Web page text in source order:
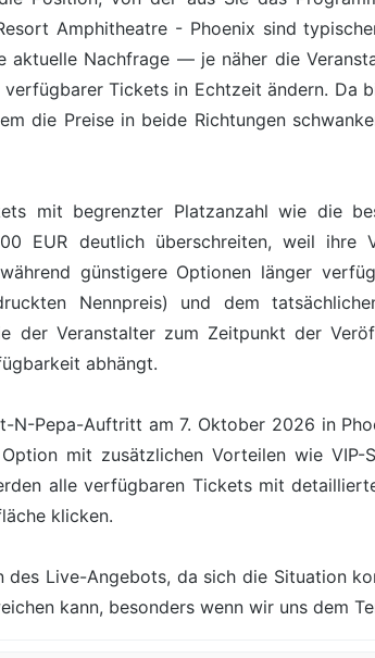
Amphitheatre - Phoenix sind
Nachfrage — je näher die
Tickets in Echtzeit ändern. Da
die Preise in beide Richtungen
mit begrenzter Platzanzahl wie die
EUR deutlich überschreiten, weil ihre
günstigere Optionen länger
Nennpreis) und dem
der Veranstalter zum Zeitpunkt der
abhängt.
Pepa-Auftritt am 7. Oktober 2026 in
mit zusätzlichen Vorteilen wie VIP-
alle verfügbaren Tickets mit
klicken.
Live-Angebots, da sich die Situation
kann, besonders wenn wir uns dem